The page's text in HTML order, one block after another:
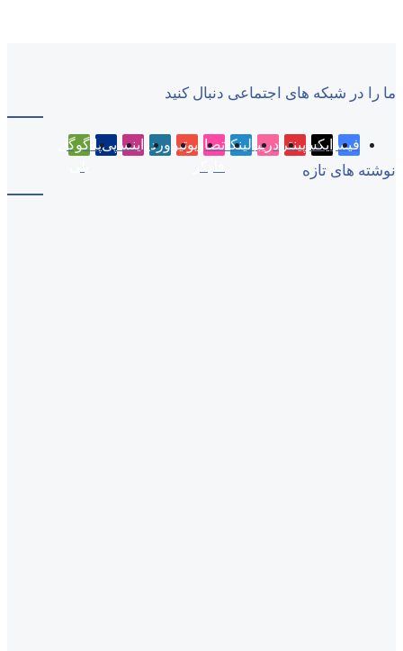
ما را در شبکه های اجتماعی دنبال کنید
فیسبوکایکسپینتریستدریبببللینکداینتصاویریوتیوبوردپرساینستاگرام
پی‌پالگوگل
نوشته های تازه